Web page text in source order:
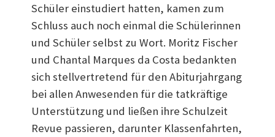
Schüler einstudiert hatten, kamen zum
Schluss auch noch einmal die Schülerinnen
und Schüler selbst zu Wort. Moritz Fischer
und Chantal Marques da Costa bedankten
sich stellvertretend für den Abiturjahrgang
bei allen Anwesenden für die tatkräftige
Unterstützung und ließen ihre Schulzeit
Revue passieren, darunter Klassenfahrten,